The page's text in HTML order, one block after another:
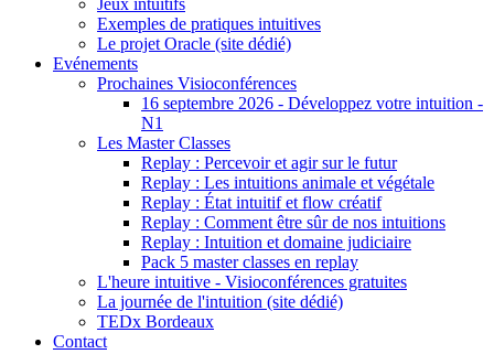
Jeux intuitifs
Exemples de pratiques intuitives
Le projet Oracle (site dédié)
Evénements
Prochaines Visioconférences
16 septembre 2026 - Développez votre intuition -
N1
Les Master Classes
Replay : Percevoir et agir sur le futur
Replay : Les intuitions animale et végétale
Replay : État intuitif et flow créatif
Replay : Comment être sûr de nos intuitions
Replay : Intuition et domaine judiciaire
Pack 5 master classes en replay
L'heure intuitive - Visioconférences gratuites
La journée de l'intuition (site dédié)
TEDx Bordeaux
Contact